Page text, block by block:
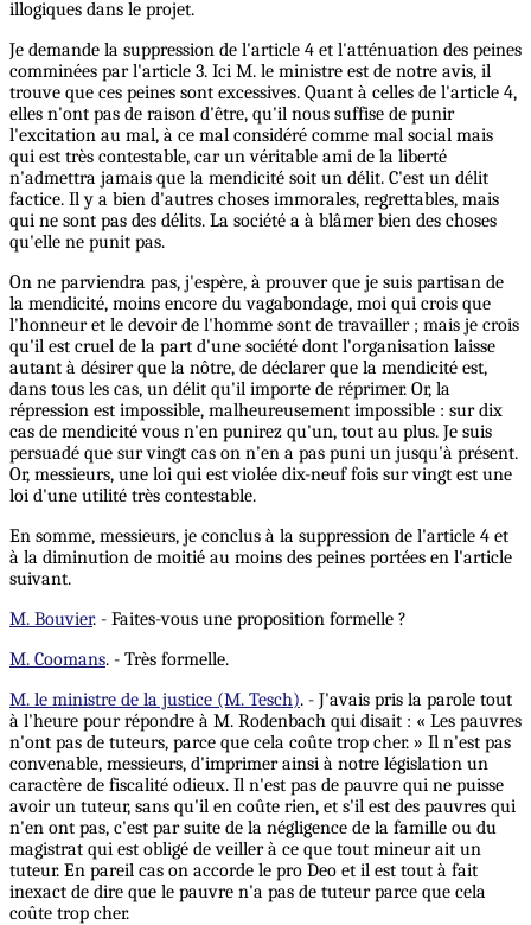
illogiques dans le projet.
Je demande la suppression de l'article 4 et l'atténuation des peines
comminées par l'article 3. Ici M. le ministre est de notre avis, il
trouve que ces peines sont excessives. Quant à celles de l'article 4,
elles n'ont pas de raison d'être, qu'il nous suffise de punir
l'excitation au mal, à ce mal considéré comme mal social mais
qui est très contestable, car un véritable ami de la liberté
n'admettra jamais que la mendicité soit un délit. C'est un délit
factice. Il y a bien d'autres choses immorales, regrettables, mais
qui ne sont pas des délits. La société a à blâmer bien des choses
qu'elle ne punit pas.
On ne parviendra pas, j'espère, à prouver que je suis partisan de
la mendicité, moins encore du vagabondage, moi qui crois que
l'honneur et le devoir de l'homme sont de travailler ; mais je crois
qu'il est cruel de la part d'une société dont l'organisation laisse
autant à désirer que la nôtre, de déclarer que la mendicité est,
dans tous les cas, un délit qu'il importe de réprimer. Or, la
répression est impossible, malheureusement impossible : sur dix
cas de mendicité vous n'en punirez qu'un, tout au plus. Je suis
persuadé que sur vingt cas on n'en a pas puni un jusqu'à présent.
Or, messieurs, une loi qui est violée dix-neuf fois sur vingt est une
loi d'une utilité très contestable.
En somme, messieurs, je conclus à la suppression de l'article 4 et
à la diminution de moitié au moins des peines portées en l'article
suivant.
M. Bouvier. - Faites-vous une proposition formelle ?
M. Coomans. - Très formelle.
M. le ministre de la justice (M. Tesch). - J'avais pris la parole tout
à l'heure pour répondre à M. Rodenbach qui disait : « Les pauvres
n'ont pas de tuteurs, parce que cela coûte trop cher. » Il n'est pas
convenable, messieurs, d'imprimer ainsi à notre législation un
caractère de fiscalité odieux. Il n'est pas de pauvre qui ne puisse
avoir un tuteur, sans qu'il en coûte rien, et s'il est des pauvres qui
n'en ont pas, c'est par suite de la négligence de la famille ou du
magistrat qui est obligé de veiller à ce que tout mineur ait un
tuteur. En pareil cas on accorde le pro Deo et il est tout à fait
inexact de dire que le pauvre n'a pas de tuteur parce que cela
coûte trop cher.